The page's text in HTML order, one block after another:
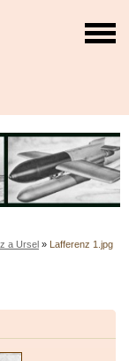
a Ursel » Lafferenz 1.jpg